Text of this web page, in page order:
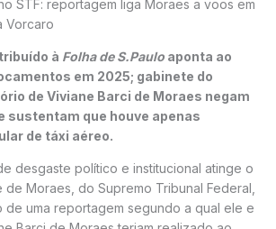
STF: reportagem liga Moraes a voos em
Vorcaro
à Folha de S.Pauloaponta ao
em 2025; gabinete do
de Viviane Barci de Moraes negam
sustentam que houve apenas
de táxi aéreo.
desgaste político e institucional atinge o
de Moraes, do Supremo Tribunal Federal,
de uma reportagem segundo a qual ele e